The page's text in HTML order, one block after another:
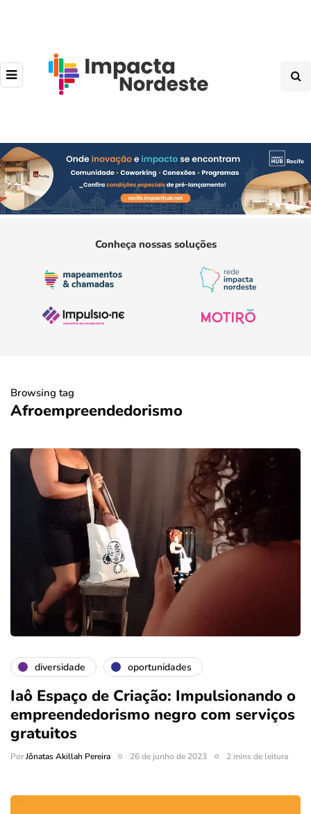
Conheça nossas soluções
Browsing tag
Afroempreendedorismo
diversidade oportunidades
Iaô Espaço de Criação: Impulsionando o
empreendedorismo negro com serviços
gratuitos
PorJônatas Akillah Pereira 26 de junho de 2023 2 mins de leitura